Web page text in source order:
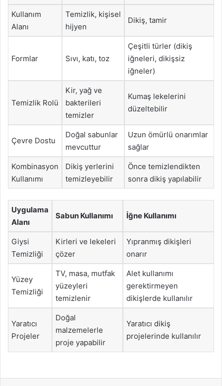
Kullanım
Alanı
Temizlik, kişisel
hijyen
Dikiş, tamir
Formlar Sıvı, katı, toz
Çeşitli türler (dikiş
iğneleri, dikişsiz
iğneler)
Temizlik Rolü
Kir, yağ ve
bakterileri
temizler
Kumaş lekelerini
düzeltebilir
Çevre Dostu
Doğal sabunlar
mevcuttur
Uzun ömürlü onarımlar
sağlar
Kombinasyon
Kullanımı
Dikiş yerlerini
temizleyebilir
Önce temizlendikten
sonra dikiş yapılabilir
Uygulama
Alanı
Sabun Kullanımı İğne Kullanımı
Giysi
Temizliği
Kirleri ve lekeleri
çözer
Yıpranmış dikişleri
onarır
Yüzey
Temizliği
TV, masa, mutfak
yüzeyleri
temizlenir
Alet kullanımı
gerektirmeyen
dikişlerde kullanılır
Yaratıcı
Projeler
Doğal
malzemelerle
proje yapabilir
Yaratıcı dikiş
projelerinde kullanılır